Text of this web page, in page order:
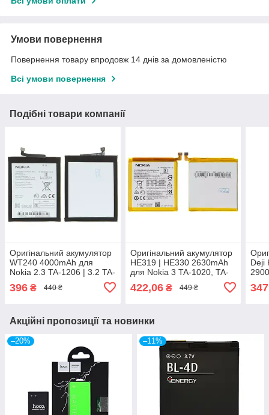
Умови повернення
Повернення товару впродовж 14 днів за домовленістю
Всі умови повернення
Подібні товари компанії
Оригінальний акумулятор
WT240 4000mAh для
Nokia 2.3 TA-1206 | 3.2 TA-
1227, TA-1229
396 ₴ 440 ₴
Оригінальний акумулятор
HE319 | HE330 2630mAh
для Nokia 3 TA-1020, TA-
1028, TA-1032, TA-1038,
Original (PRC)
422,06₴ 449 ₴
Deji
Акційні пропозиції та новинки
–20% –11%